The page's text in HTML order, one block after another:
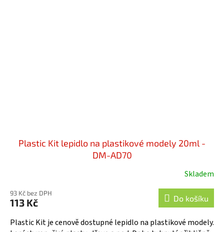
Plastic Kit lepidlo na plastikové modely 20ml -
DM-AD70
Skladem
93 Kč bez DPH
113 Kč Do košíku
Plastic Kit je cenově dostupné lepidlo na plastikové modely.